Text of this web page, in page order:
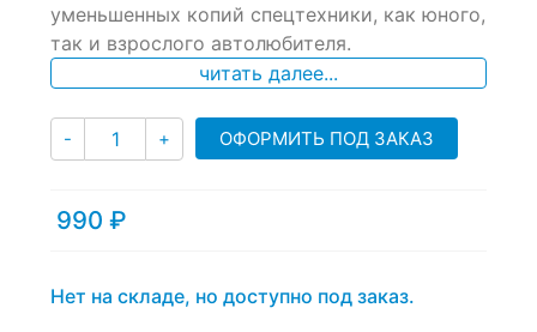
ratings
уменьшенных копий спецтехники, как юного,
так и взрослого автолюбителя.
читать далее...
- Количество
+ ОФОРМИТЬ ПОД ЗАКАЗ
990 ₽
Нет на складе, но доступно под заказ.